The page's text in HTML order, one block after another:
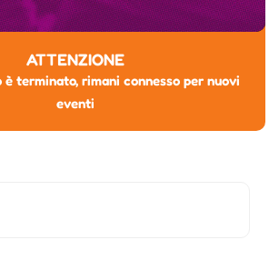
ATTENZIONE
terminato, rimani connesso per nuovi
eventi